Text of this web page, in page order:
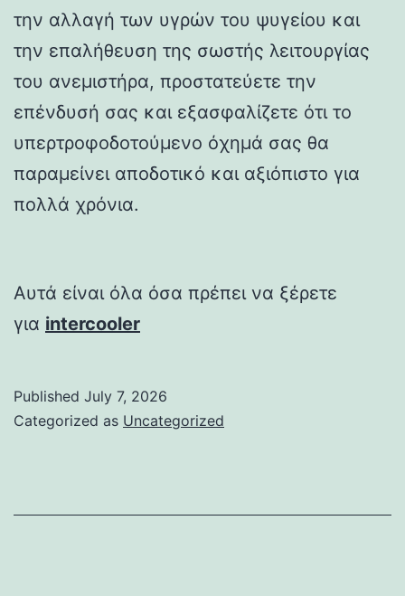
την αλλαγή των υγρών του ψυγείου και
την επαλήθευση της σωστής λειτουργίας
του ανεμιστήρα, προστατεύετε την
επένδυσή σας και εξασφαλίζετε ότι το
υπερτροφοδοτούμενο όχημά σας θα
παραμείνει αποδοτικό και αξιόπιστο για
πολλά χρόνια.
Αυτά είναι όλα όσα πρέπει να ξέρετε
για intercooler
Published July 7, 2026
Categorized as Uncategorized